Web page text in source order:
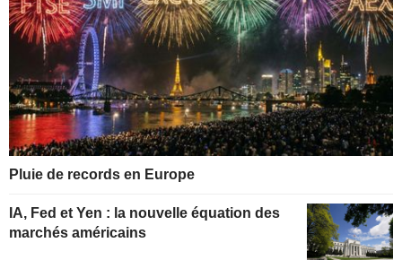
Pluie de records en Europe
IA, Fed et Yen : la nouvelle équation des
marchés américains